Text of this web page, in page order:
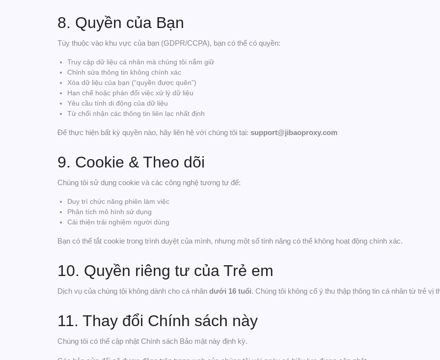
8. Quyền của Bạn
Tùy thuộc vào khu vực của bạn (GDPR/CCPA), bạn có thể có quyền:
Truy cập dữ liệu cá nhân mà chúng tôi nắm giữ
Chỉnh sửa thông tin không chính xác
Xóa dữ liệu của bạn (“quyền được quên”)
Hạn chế hoặc phản đối việc xử lý dữ liệu
Yêu cầu tính di động của dữ liệu
Từ chối nhận các thông tin liên lạc nhất định
Để thực hiện bất kỳ quyền nào, hãy liên hệ với chúng tôi tại: support@jibaoproxy.com
9. Cookie & Theo dõi
Chúng tôi sử dụng cookie và các công nghệ tương tự để:
Duy trì chức năng phiên làm việc
Phân tích mô hình sử dụng
Cải thiện trải nghiệm người dùng
Bạn có thể tắt cookie trong trình duyệt của mình, nhưng một số tính năng có thể không hoạt động chính xác.
10. Quyền riêng tư của Trẻ em
Dịch vụ của chúng tôi không dành cho cá nhân dưới 16 tuổi. Chúng tôi không cố ý thu thập thông tin cá nhân từ trẻ vị
11. Thay đổi Chính sách này
Chúng tôi có thể cập nhật Chính sách Bảo mật này định kỳ.